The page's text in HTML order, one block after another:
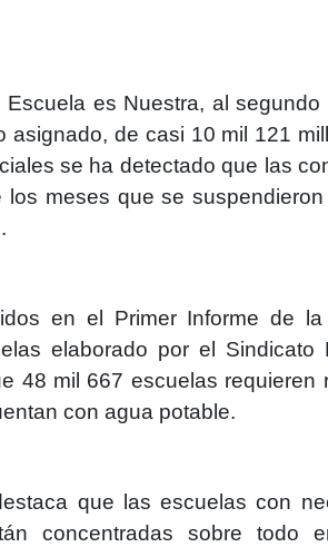
es Nuestra, al
asignado, de casi 10 mil 121
se ha detectado que las
meses que se
en el Primer Informe de
elaborado por el Sindicato
48 mil 667 escuelas requieren
con agua potable.
que las escuelas con
concentradas sobre todo